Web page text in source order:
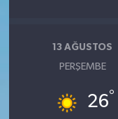
13 AĞUSTOS
PERŞEMBE
26°